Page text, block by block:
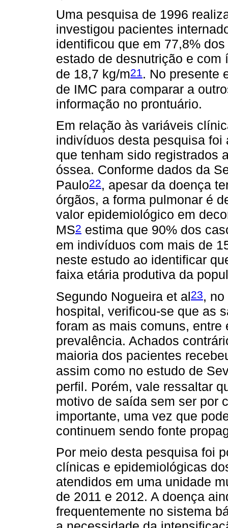
Uma pesquisa de 1996
investigou pacientes
identificou que em 77,8%
estado de desnutrição e
de 18,7 kg/m21 . No presente
de IMC para comparar a
informação no prontuário.
Em relação às variáveis
indivíduos desta pesquisa foi
que tenham sido registrados
óssea. Conforme dados da
Paulo22, apesar da doença
órgãos, a forma pulmonar é
valor epidemiológico em
MS2 estima que 90% dos
em indivíduos com mais de
neste estudo ao identificar
faixa etária produtiva da
Segundo Nogueira et al23,
hospital, verificou-se que as
foram as mais comuns,
prevalência. Achados
maioria dos pacientes
assim como no estudo de
perfil. Porém, vale ressaltar
motivo de saída sem ser por
importante, uma vez que
continuem sendo fonte
Por meio desta pesquisa foi
clínicas e epidemiológicas
atendidos em uma unidade
de 2011 e 2012. A doença
frequentemente no sistema